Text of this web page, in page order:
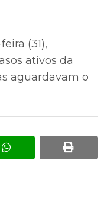
(31),
ativos da
aguardavam o
whatsapp print